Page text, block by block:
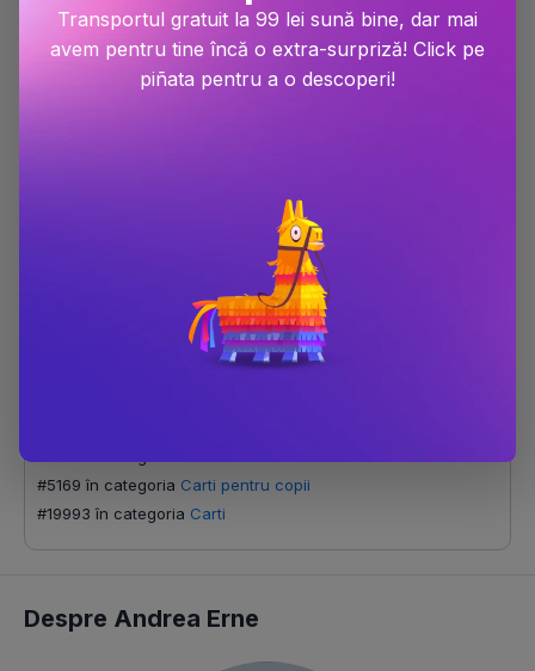
Ce se intampla la spital?
245x278
Andrea Erne
9786067872583
#5169 în categoria Carti pentru copii
#19993 în categoria Carti
Despre Andrea Erne
Transportul gratuit la 99 lei sună bine, dar mai
avem pentru tine încă o extra-surpriză! Click pe
piñata pentru a o descoperi!